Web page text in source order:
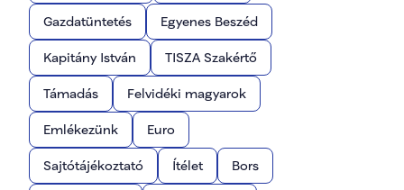
Gazdatüntetés Egyenes Beszéd
Kapitány István TISZA Szakértő
Támadás Felvidéki magyarok
Emlékezünk Euro
Sajtótájékoztató Ítélet Bors